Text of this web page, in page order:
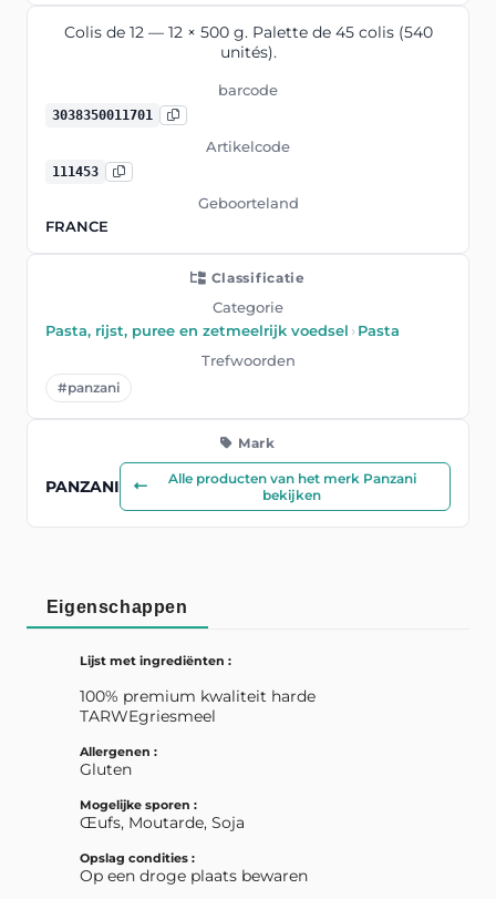
Colis de 12 — 12 × 500 g. Palette de 45 colis (540
unités).
barcode
3038350011701
Artikelcode
111453
Geboorteland
FRANCE
Classificatie
Categorie
Pasta, rijst, puree en zetmeelrijk voedsel ›Pasta
Trefwoorden
#panzani
Mark
PANZANI
Alle producten van het merk Panzani
bekijken
Eigenschappen
Lijst met ingrediënten :
100% premium kwaliteit harde
TARWEgriesmeel
Allergenen :
Gluten
Mogelijke sporen :
Œufs, Moutarde, Soja
Opslag condities :
Op een droge plaats bewaren